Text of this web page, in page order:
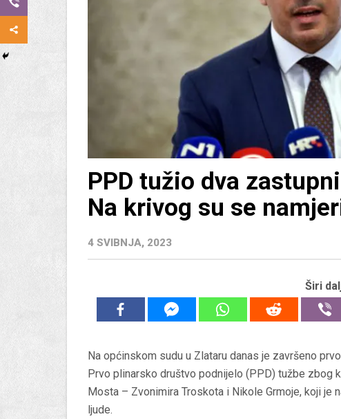
PPD tužio dva
Na krivog su se
4 SVIBNJA, 2023
Širi
Na općinskom sudu u Zlataru danas je završeno
Prvo plinarsko društvo podnijelo (PPD) tužbe
Mosta – Zvonimira Troskota i Nikole Grmoje, koji je
ljude.